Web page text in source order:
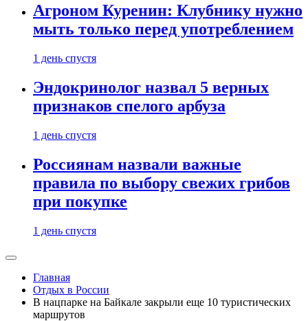
Агроном Куренин: Клубнику нужно
мыть только перед употреблением
1 день спустя
Эндокринолог назвал 5 верных
признаков спелого арбуза
1 день спустя
Россиянам назвали важные
правила по выбору свежих грибов
при покупке
1 день спустя
Главная
Отдых в России
В нацпарке на Байкале закрыли еще 10 туристических
маршрутов